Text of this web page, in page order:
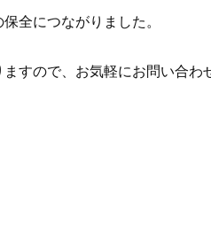
全につながりました。
すので、お気軽にお問い合わ